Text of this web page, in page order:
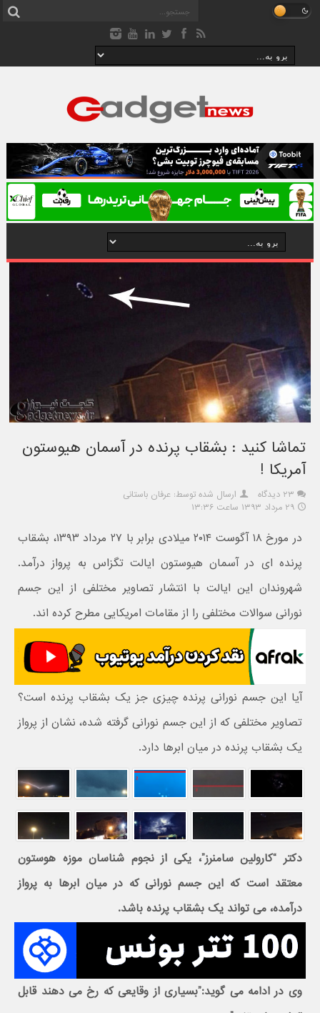
تماشا کنید : بشقاب پرنده در آسمان هیوستون
آمریکا !
۲۳ دیدگاه
ارسال شده توسط: عرفان باستانی
۲۹ مرداد ۱۳۹۳ ساعت ۱۳:۳۶
در مورخ ۱۸ آگوست ۲۰۱۴ میلادی برابر با ۲۷ مرداد ۱۳۹۳، بشقاب
پرنده ای در آسمان هیوستون ایالت تگزاس به پرواز درآمد.
شهروندان این ایالت با انتشار تصاویر مختلفی از این جسم
نورانی سوالات مختلفی را از مقامات امریکایی مطرح کرده اند.
آیا این جسم نورانی پرنده چیزی جز یک بشقاب پرنده است؟
تصاویر مختلفی که از این جسم نورانی گرفته شده، نشان از پرواز
یک بشقاب پرنده در میان ابرها دارد.
دکتر “کارولین سامنرز”، یکی از نجوم شناسان موزه هوستون
معتقد است که این جسم نورانی که در میان ابرها به پرواز
درآمده، می تواند یک بشقاب پرنده باشد.
وی در ادامه می گوید:”بسیاری از وقایعی که رخ می دهند قابل